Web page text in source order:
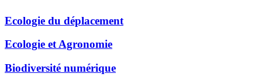
Ecologie du déplacement
Ecologie et Agronomie
Biodiversité numérique